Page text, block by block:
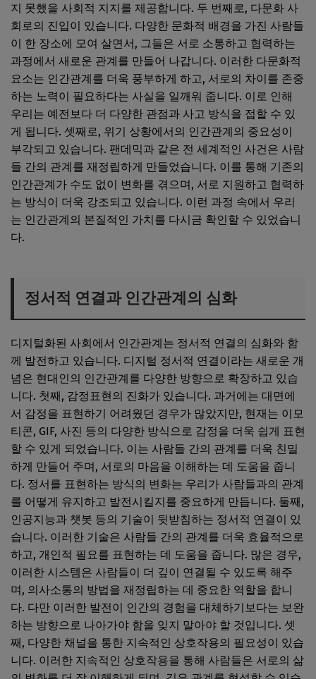
지 못했을 사회적 지지를 제공합니다. 두 번째로, 다문화 사
회로의 진입이 있습니다. 다양한 문화적 배경을 가진 사람들
이 한 장소에 모여 살면서, 그들은 서로 소통하고 협력하는
과정에서 새로운 관계를 만들어 나갑니다. 이러한 다문화적
요소는 인간관계를 더욱 풍부하게 하고, 서로의 차이를 존중
하는 노력이 필요하다는 사실을 일깨워 줍니다. 이로 인해
우리는 예전보다 더 다양한 관점과 사고 방식을 접할 수 있
게 됩니다. 셋째로, 위기 상황에서의 인간관계의 중요성이
부각되고 있습니다. 팬데믹과 같은 전 세계적인 사건은 사람
들 간의 관계를 재정립하게 만들었습니다. 이를 통해 기존의
인간관계가 수도 없이 변화를 겪으며, 서로 지원하고 협력하
는 방식이 더욱 강조되고 있습니다. 이런 과정 속에서 우리
는 인간관계의 본질적인 가치를 다시금 확인할 수 있었습니
다.
정서적 연결과 인간관계의 심화
디지털화된 사회에서 인간관계는 정서적 연결의 심화와 함
께 발전하고 있습니다. 디지털 정서적 연결이라는 새로운 개
념은 현대인의 인간관계를 다양한 방향으로 확장하고 있습
니다. 첫째, 감정표현의 진화가 있습니다. 과거에는 대면에
서 감정을 표현하기 어려웠던 경우가 많았지만, 현재는 이모
티콘, GIF, 사진 등의 다양한 방식으로 감정을 더욱 쉽게 표현
할 수 있게 되었습니다. 이는 사람들 간의 관계를 더욱 친밀
하게 만들어 주며, 서로의 마음을 이해하는 데 도움을 줍니
다. 정서를 표현하는 방식의 변화는 우리가 사람들과의 관계
를 어떻게 유지하고 발전시킬지를 중요하게 만듭니다. 둘째,
인공지능과 챗봇 등의 기술이 뒷받침하는 정서적 연결이 있
습니다. 이러한 기술은 사람들 간의 관계를 더욱 효율적으로
하고, 개인적 필요를 표현하는 데 도움을 줍니다. 많은 경우,
이러한 시스템은 사람들이 더 깊이 연결될 수 있도록 해주
며, 의사소통의 방법을 재정립하는 데 중요한 역할을 합니
다. 다만 이러한 발전이 인간의 경험을 대체하기보다는 보완
하는 방향으로 나아가야 함을 잊지 말아야 할 것입니다. 셋
째, 다양한 채널을 통한 지속적인 상호작용의 필요성이 있습
니다. 이러한 지속적인 상호작용을 통해 사람들은 서로의 삶